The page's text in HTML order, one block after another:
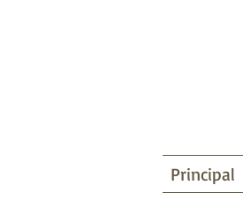
Principal